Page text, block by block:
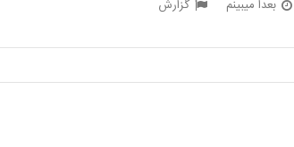
بعدا میبینم گزارش